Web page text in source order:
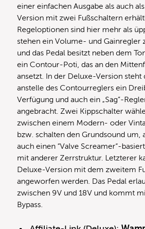
einer einfachen Ausgabe als auch
Version mit zwei Fußschaltern
Regeloptionen sind hier mehr als
stehen ein Volume- und Gainregler
und das Pedal besitzt neben dem
ein Contour-Poti, das an den
ansetzt. In der Deluxe-Version steht
anstelle des Contourreglers ein
Verfügung und auch ein „Sag”-
angebracht. Zwei Kippschalter
zwischen einem Modern- oder
bzw. schalten den Grundsound um,
auch einen “Valve Screamer“-
mit anderer Zerrstruktur. Letzterer
Deluxe-Version mit dem zweitem
angeworfen werden. Das Pedal
zwischen 9V und 18V und kommt
Bypass.